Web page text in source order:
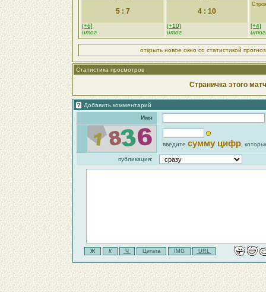
5 : 7
[+6]
итог
4 : 10
[+10]
итог
[+4]
итог
открыть новое окно со статистикой
Статистика просмотров
Страничка этого
Добавить комментарий
Имя
введите сумму цифр ,
публикация: